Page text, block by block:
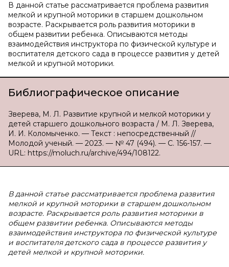
В данной статье рассматривается проблема развития
мелкой и крупной моторики в старшем дошкольном
возрасте. Раскрывается роль развития моторики в
общем развитии ребенка. Описываются методы
взаимодействия инструктора по физической культуре и
воспитателя детского сада в процессе развития у детей
мелкой и крупной моторики.
Библиографическое описание
Зверева, М. Л. Развитие крупной и мелкой моторики у
детей старшего дошкольного возраста / М. Л. Зверева,
И. И. Коломыченко. — Текст : непосредственный //
Молодой ученый. — 2023. — № 47 (494). — С. 156-157. —
URL: https://moluch.ru/archive/494/108122.
В данной статье рассматривается проблема развития
мелкой и крупной моторики в старшем дошкольном
возрасте. Раскрывается роль развития моторики в
общем развитии ребенка. Описываются методы
взаимодействия инструктора по физической культуре
и воспитателя детского сада в процессе развития у
детей мелкой и крупной моторики.